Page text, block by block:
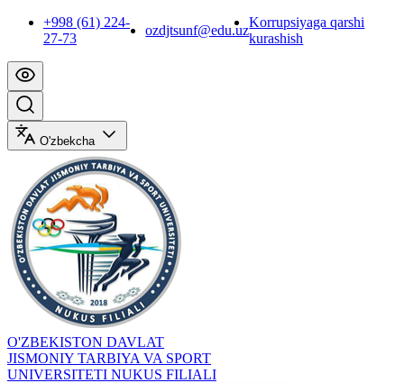
+998 (61) 224-
27-73
ozdjtsunf@edu.uz
Korrupsiyaga qarshi
kurashish
O'zbekcha
O'ZBEKISTON DAVLAT
JISMONIY TARBIYA VA SPORT
UNIVERSITETI NUKUS FILIALI